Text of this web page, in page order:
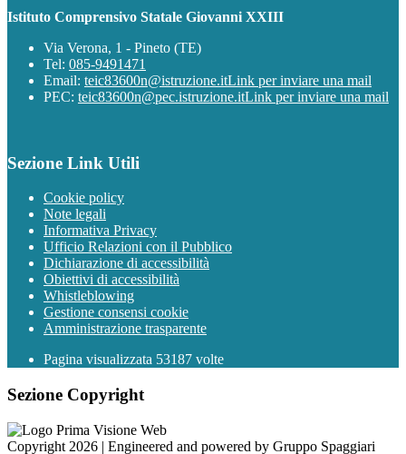
Istituto Comprensivo Statale Giovanni XXIII
Via Verona, 1 - Pineto (TE)
Tel: 085-9491471
Email: teic83600n@istruzione.itLink per inviare una mail
PEC: teic83600n@pec.istruzione.itLink per inviare una mail
Sezione Link Utili
Cookie policy
Note legali
Informativa Privacy
Ufficio Relazioni con il Pubblico
Dichiarazione di accessibilità
Obiettivi di accessibilità
Whistleblowing
Gestione consensi cookie
Amministrazione trasparente
Pagina visualizzata 53187 volte
Sezione Copyright
Copyright 2026 | Engineered and powered by Gruppo Spaggiari